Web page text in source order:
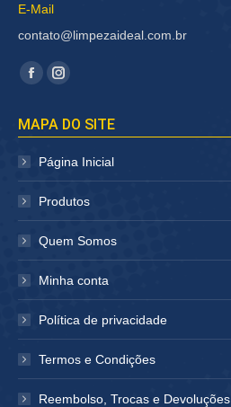
E-Mail
contato@limpezaideal.com.br
Encontre-nos em:
Facebook
abre
em
janela
Instagram
abre
janela
MAPA DO SITE
Página Inicial
Produtos
Quem Somos
Minha conta
Política de privacidade
Termos e Condições
Reembolso, Trocas e Devoluções